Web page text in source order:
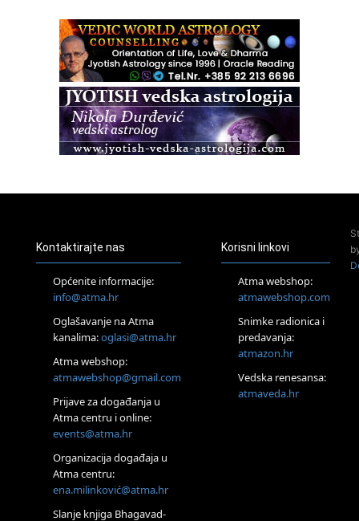
Zagreb+Online
Osnovni ThetaHealing® tečaj, Zagreb i Online
Access BARS®, otpusti stres
Access Energetski Facelift®
Tečaj Višeg Vodstva, razvijanja intuicije i Akaša zapisa
26.08.
Postanite Nositelj Vibracije Nove Zemlje
Visoko
Alemka Dauskardt – Jednodnevna radionica sistemskih
Zagreb
HOD PO ŽERAVICI – Seminar koji mijenja tijelo, duh i um
SoulFest – Festival glazbe, mudrosti i zajedništva
Radoboj
Noćna šumska kupka
Zagreb
Kontaktirajte nas
Općenite informacije:
info@atma.hr
Oglašavanje na Atma
kanalima:oglasi@atma.hr
Atma webshop:
atmawebshop@gmail.com
Prijave za događanja u
Atma centru i online:
events@atma.hr
Organizacija događaja u
Atma centru:
ena.milinković@atma.hr
Slanje knjiga Bhagavad-
Korisni linkovi
Atma webshop:
atmawebshop.com
Snimke radionica i
predavanja:
atmazon.hr
Vedska renesansa:
atmaveda.hr